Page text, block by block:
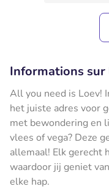
Informations
All you need is Loev!
het juiste adres voor
met bewondering en
vlees of vega? Deze
allemaal! Elk gerecht
waardoor jij geniet
elke hap.